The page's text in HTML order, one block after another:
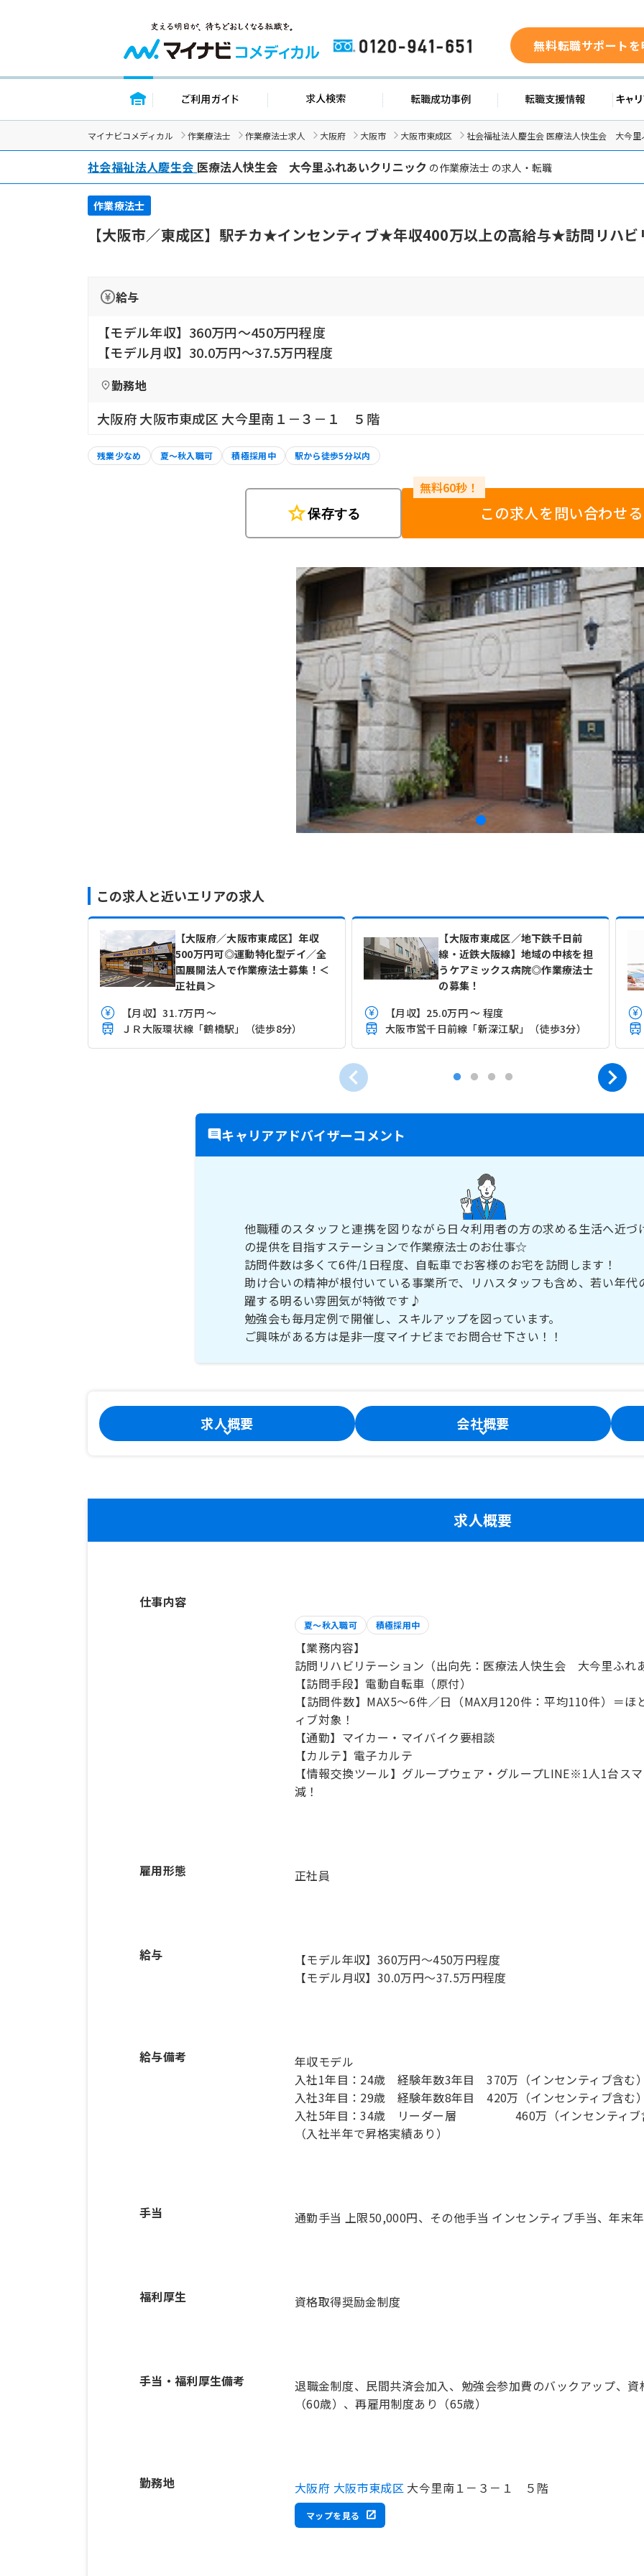
0120-941-651 無料転職サポート
トップページ ご利用ガイド 求人検索 転職成功事例 転職支援
マイナビコメディカル 作業療法士 作業療法士求人 大阪府 大阪市 大阪市東成区 社会福祉法人慶生会 医療法人快生会 大今
社会福祉法人慶生会 医療法人快生会 大今里ふれあいクリニック の作業療法士 の求人・転職
作業療法士
【大阪市／東成区】駅チカ★インセンティブ★年収400万以上の高給与★訪問リハ
給与
【モデル年収】360万円〜450万円程度
【モデル月収】30.0万円〜37.5万円程度
勤務地
大阪府 大阪市東成区 大今里南１－３－１ ５階
残業少なめ 夏～秋入職可 積極採用中 駅から徒歩5分以内
star保存する この求人を問い合わせる
この求人と近いエリアの求人
【大阪府／大阪市東成区】年収
500万円可◎運動特化型デイ／全
国展開法人で作業療法士募集！＜
正社員＞
【月収】31.7万円 ～
ＪＲ大阪環状線「鶴橋駅」（徒歩8分）
【大阪市東成区／地下鉄千日前
線・近鉄大阪線】地域の中核を担
うケアミックス病院◎作業療法士
の募集！
【月収】25.0万円 ～ 程度
大阪市営千日前線「新深江駅」（徒歩3分）
キャリアアドバイザーコメント
他職種のスタッフと連携を図りながら日々利用者の方の求める生活へ近づ
の提供を目指すステーションで作業療法士のお仕事☆
訪問件数は多くて6件/1日程度、自転車でお客様のお宅を訪問します！
助け合いの精神が根付いている事業所で、リハスタッフも含め、若い年代
躍する明るい雰囲気が特徴です♪
勉強会も毎月定例で開催し、スキルアップを図っています。
ご興味がある方は是非一度マイナビまでお問合せ下さい！！
求人概要 会社概要
求人概要
仕事内容
夏～秋入職可 積極採用中
【業務内容】
訪問リハビリテーション（出向先：医療法人快生会 大今里ふれ
【訪問手段】電動自転車（原付）
【訪問件数】MAX5～6件／日（MAX月120件：平均110件）＝
ィブ対象！
【通勤】マイカー・マイバイク要相談
【カルテ】電子カルテ
【情報交換ツール】グループウェア・グループLINE※1人1台ス
減！
雇用形態 正社員
給与
【モデル年収】360万円〜450万円程度
【モデル月収】30.0万円〜37.5万円程度
給与備考
年収モデル
入社1年目：24歳 経験年数3年目 370万（インセンティブ含む
入社3年目：29歳 経験年数8年目 420万（インセンティブ含む
入社5年目：34歳 リーダー層 460万（インセンティブ
（入社半年で昇格実績あり）
手当 通勤手当 上限50,000円、その他手当 インセンティブ手当、年末
福利厚生 資格取得奨励金制度
手当・福利厚生備考
退職金制度、民間共済会加入、勉強会参加費のバックアップ、
（60歳）、再雇用制度あり（65歳）
勤務地 大阪府 大阪市東成区 大今里南１－３－１ ５階
マップを見る